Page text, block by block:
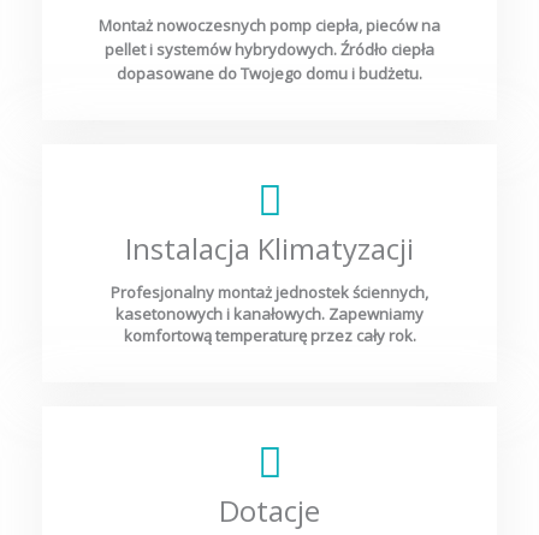
Montaż nowoczesnych pomp ciepła, pieców na
pellet i systemów hybrydowych. Źródło ciepła
dopasowane do Twojego domu i budżetu.
Instalacja Klimatyzacji
Profesjonalny montaż jednostek ściennych,
kasetonowych i kanałowych. Zapewniamy
komfortową temperaturę przez cały rok.
Dotacje